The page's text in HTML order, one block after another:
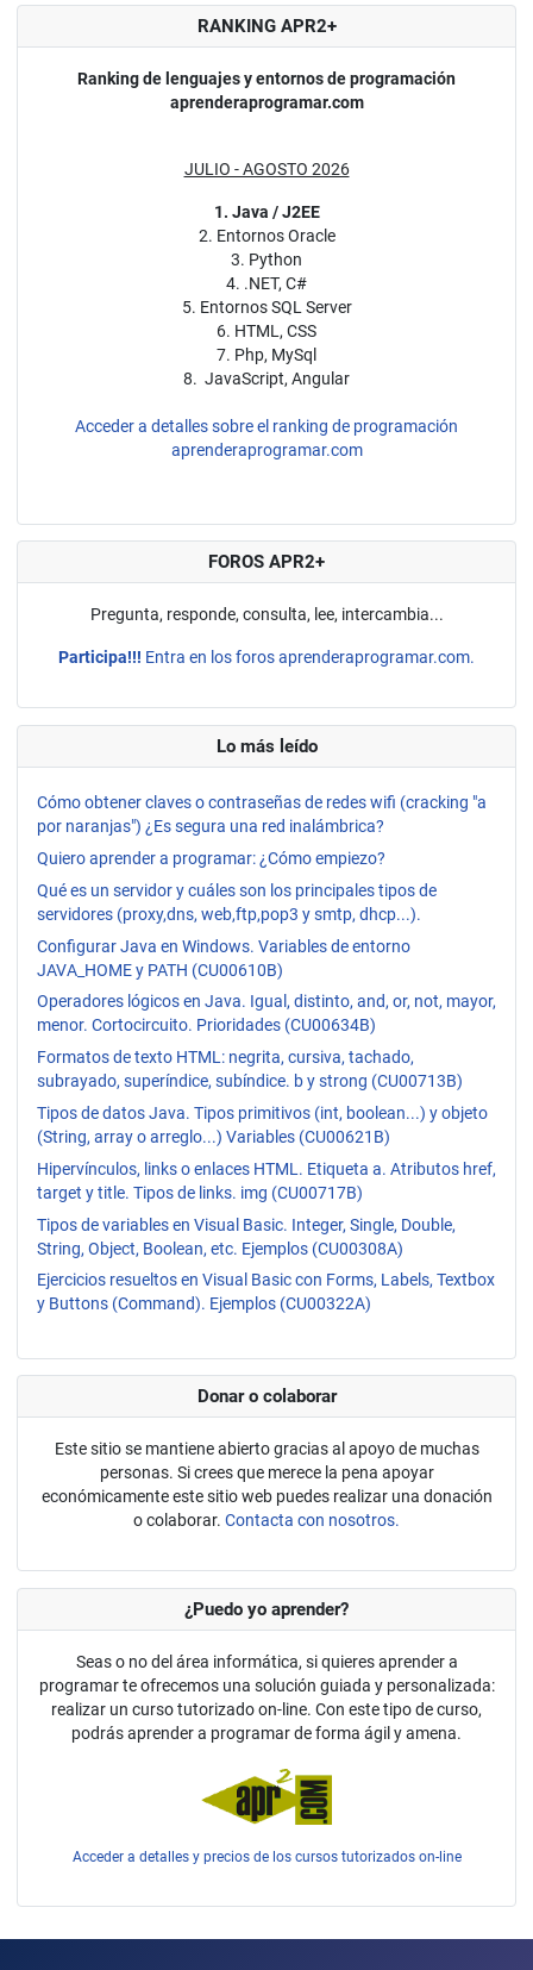
RANKING APR2+
Ranking de lenguajes y entornos de programación
aprenderaprogramar.com
JULIO - AGOSTO 2026
1. Java / J2EE
2. Entornos Oracle
3. Python
4. .NET, C#
5. Entornos SQL Server
6. HTML, CSS
7. Php, MySql
8. JavaScript, Angular
Acceder a detalles sobre el ranking de programación
aprenderaprogramar.com
FOROS APR2+
Pregunta, responde, consulta, lee, intercambia...
Participa!!! Entra en los foros aprenderaprogramar.com.
Lo más leído
Cómo obtener claves o contraseñas de redes wifi (cracking "a
por naranjas") ¿Es segura una red inalámbrica?
Quiero aprender a programar: ¿Cómo empiezo?
Qué es un servidor y cuáles son los principales tipos de
servidores (proxy,dns, web,ftp,pop3 y smtp, dhcp...).
Configurar Java en Windows. Variables de entorno
JAVA_HOME y PATH (CU00610B)
Operadores lógicos en Java. Igual, distinto, and, or, not, mayor,
menor. Cortocircuito. Prioridades (CU00634B)
Formatos de texto HTML: negrita, cursiva, tachado,
subrayado, superíndice, subíndice. b y strong (CU00713B)
Tipos de datos Java. Tipos primitivos (int, boolean...) y objeto
(String, array o arreglo...) Variables (CU00621B)
Hipervínculos, links o enlaces HTML. Etiqueta a. Atributos href,
target y title. Tipos de links. img (CU00717B)
Tipos de variables en Visual Basic. Integer, Single, Double,
String, Object, Boolean, etc. Ejemplos (CU00308A)
Ejercicios resueltos en Visual Basic con Forms, Labels, Textbox
y Buttons (Command). Ejemplos (CU00322A)
Donar o colaborar
Este sitio se mantiene abierto gracias al apoyo de muchas
personas. Si crees que merece la pena apoyar
económicamente este sitio web puedes realizar una donación
o colaborar. Contacta con nosotros.
¿Puedo yo aprender?
Seas o no del área informática, si quieres aprender a
programar te ofrecemos una solución guiada y personalizada:
realizar un curso tutorizado on-line. Con este tipo de curso,
podrás aprender a programar de forma ágil y amena.
Acceder a detalles y precios de los cursos tutorizados on-line